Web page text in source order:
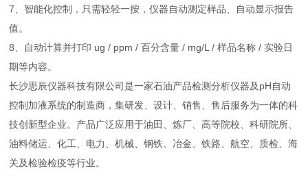
7、智能化控制，只需轻轻一按，仪器自动测定样品、自动显示报告
值。
8、自动计算并打印 ug / ppm / 百分含量 / mg/L / 样品名称 / 实验日
期等内容。
长沙思辰仪器科技有限公司是一家石油产品检测分析仪器及pH自动
控制加液系统的制造商，集研发、设计、销售、售后服务为一体的科
技创新型企业。产品广泛应用于油田、炼厂、高等院校、科研院所、
油料储运、化工、电力、机械、钢铁、冶金、铁路、航空、质检、海
关及检验检疫等行业。